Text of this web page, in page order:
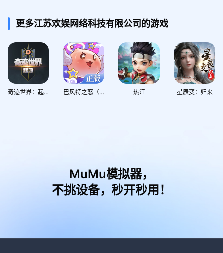
更多江苏欢娱网络科技有限公司的游戏
奇迹世界：起源 巴风特之怒（RO仙境传说） 热江 星辰变：归来
MuMu模拟器，
不挑设备，秒开秒用！